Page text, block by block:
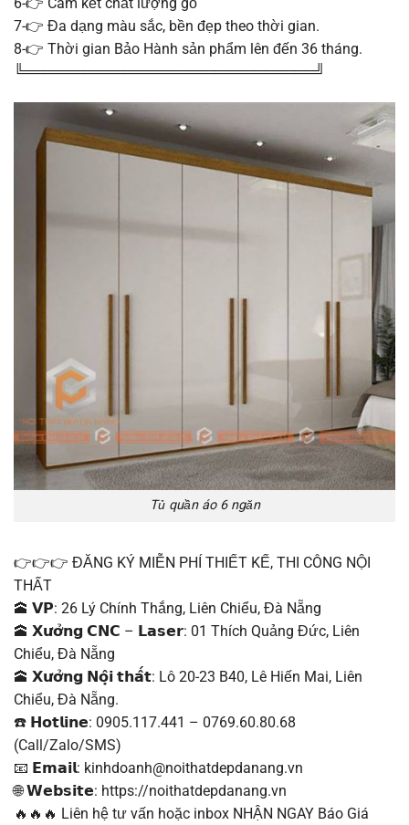
7-👉 Đa dạng màu sắc, bền đẹp theo thời gian.
8-👉 Thời gian Bảo Hành sản phẩm lên đến 36 tháng.
╚═════════════════════════════╝
Tủ quần áo 6 ngăn
👉👉👉 ĐĂNG KÝ MIỄN PHÍ THIẾT KẾ, THI CÔNG NỘI
THẤT
🕋 𝗩𝗣: 26 Lý Chính Thắng, Liên Chiểu, Đà Nẵng
🕋 𝗫𝘂̛𝗼̛̉𝗻𝗴 𝗖𝗡𝗖 – 𝗟𝗮𝘀𝗲𝗿: 01 Thích Quảng Đức, Liên
Chiểu, Đà Nẵng
🕋 𝗫𝘂̛𝗼̛̉𝗻𝗴 𝗡𝗼̣̂𝗶 𝘁𝗵𝗮̂́𝘁: Lô 20-23 B40, Lê Hiến Mai, Liên
Chiểu, Đà Nẵng.
☎️ 𝗛𝗼𝘁𝗹𝗶𝗻𝗲: 0905.117.441 – 0769.60.80.68
(Call/Zalo/SMS)
📧 𝗘𝗺𝗮𝗶𝗹: kinhdoanh@noithatdepdanang.vn
🌐 𝗪𝗲𝗯𝘀𝗶𝘁𝗲: https://noithatdepdanang.vn
🔥🔥🔥 Liên hệ tư vấn hoặc inbox NHẬN NGAY Báo Giá